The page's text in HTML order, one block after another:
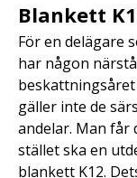
Blankett
För en delägare
har någon
gäller inte de
andelar. Man får
stället ska en
blankett K12.